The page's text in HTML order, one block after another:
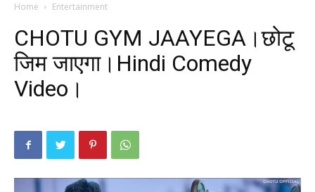
Home Entertainment
CHOTU GYM JAAYEGA।छोटू
जिम जाएगा।Hindi Comedy
Video।